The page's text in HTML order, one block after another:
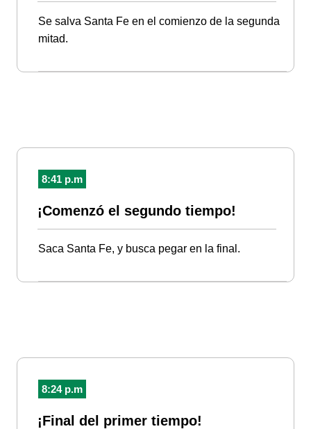
Se salva Santa Fe en el comienzo de la segunda
mitad.
8:41 p.m
¡Comenzó el segundo tiempo!
Saca Santa Fe, y busca pegar en la final.
8:24 p.m
¡Final del primer tiempo!